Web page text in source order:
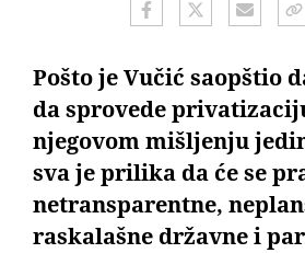
Pošto je Vučić saopštio
da sprovede
njegovom mišljenju
sva je prilika da će se
netransparentne,
raskalašne državne i